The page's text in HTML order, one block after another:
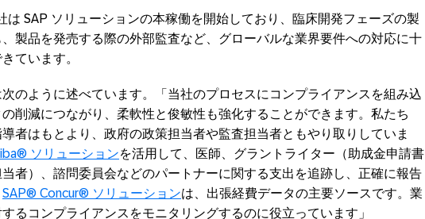
は SAP ソリューションの本稼働を開始しており、臨床開発フェーズの製
製品を発売する際の外部監査など、グローバルな業界要件への対応に十
ています。
のように述べています。「当社のプロセスにコンプライアンスを組み込
削減につながり、柔軟性と俊敏性も強化することができます。私たち
者はもとより、政府の政策担当者や監査担当者ともやり取りしていま
ソリューションを活用して、医師、グラントライター（助成金申請書
者）、諮問委員会などのパートナーに関する支出を追跡し、正確に報告
SAP® Concur® ソリューションは、出張経費データの主要ソースです。業
るコンプライアンスをモニタリングするのに役立っています」